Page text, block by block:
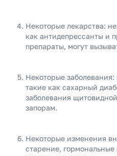
Некоторые лекарства:
как антидепрессанты и
препараты, могут
Некоторые
такие как сахарный
заболевания
запорам.
Некоторые изменения
старение,